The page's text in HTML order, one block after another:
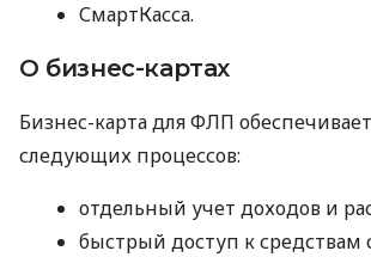
СмартКасса.
О бизнес-картах
Бизнес-карта для ФЛП
следующих процессов:
отдельный учет доходов и
быстрый доступ к средствам